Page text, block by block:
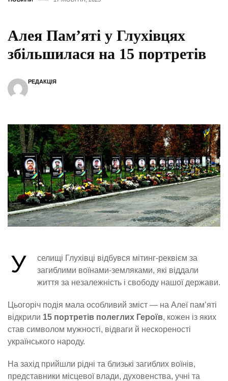
Алея Пам’яті у Глухівцях
збільшилася на 15 портретів
РЕДАКЦІЯ
У
селищі Глухівці відбувся мітинг-реквієм за
загиблими воїнами-земляками, які віддали
життя за незалежність і свободу нашої держави.
Цьогоріч подія мала особливий зміст — на Алеї пам’яті
відкрили 15 портретів полеглих Героїв, кожен із яких
став символом мужності, відваги й нескореності
українського народу.
На захід прийшли рідні та близькі загиблих воїнів,
представники місцевої влади, духовенства, учні та